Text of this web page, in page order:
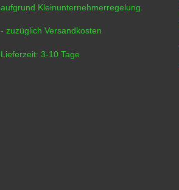
aufgrund Kleinunternehmerregelung.
- zuzüglich Versandkosten
Lieferzeit: 3-10 Tage